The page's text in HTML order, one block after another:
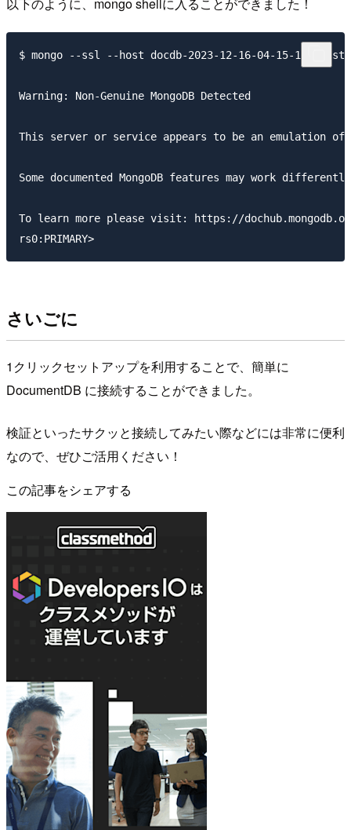
$ mongo --ssl --host docdb-2023-12-16-04-15-
Warning: Non-Genuine MongoDB Detected
This server or service appears to be an emulation of
Some documented MongoDB features may work
To learn more please visit: https://
さいごに
1クリックセットアップを利用することで、簡単に
DocumentDB に接続することができました。
検証といったサクッと接続してみたい際などには非常に便利
なので、ぜひご活用ください！
この記事をシェアする